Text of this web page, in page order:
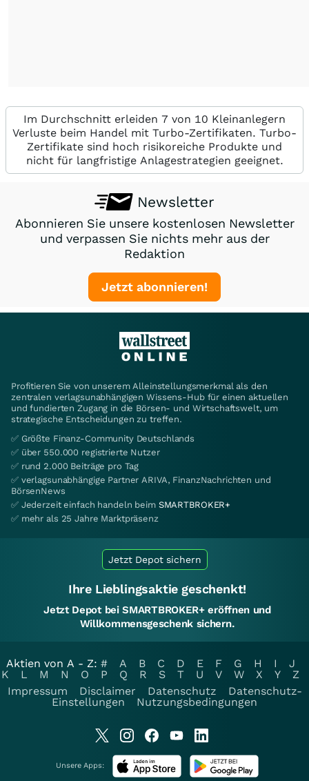
Im Durchschnitt erleiden 7 von 10 Kleinanlegern
Verluste beim Handel mit Turbo-Zertifikaten. Turbo-
Zertifikate sind hoch risikoreiche Produkte und
nicht für langfristige Anlagestrategien geeignet.
Newsletter
Abonnieren Sie unsere kostenlosen Newsletter
und verpassen Sie nichts mehr aus der
Redaktion
Jetzt abonnieren!
Profitieren Sie von unserem Alleinstellungsmerkmal als den
zentralen verlagsunabhängigen Wissens-Hub für einen aktuellen
und fundierten Zugang in die Börsen- und Wirtschaftswelt, um
strategische Entscheidungen zu treffen.
✅ Größte Finanz-Community Deutschlands
✅ über 550.000 registrierte Nutzer
✅ rund 2.000 Beiträge pro Tag
✅ verlagsunabhängige Partner ARIVA, FinanzNachrichten und
BörsenNews
✅ Jederzeit einfach handeln beim SMARTBROKER+
✅ mehr als 25 Jahre Marktpräsenz
Jetzt Depot sichern
Ihre Lieblingsaktie geschenkt!
Jetzt Depot bei SMARTBROKER+ eröffnen und
Willkommensgeschenk sichern.
Aktien von A - Z: # A B C D E F G H I
J
K
L M N O P Q R S T U V W X Y
Z
Impressum
Disclaimer Datenschutz
Datenschutz-
Einstellungen
Nutzungsbedingungen
Unsere Apps: